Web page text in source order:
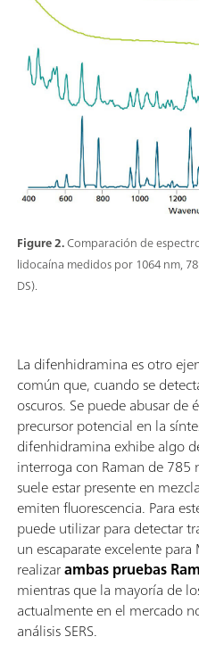
Figure 2.Comparación de
lidocaína medidos por 1064 nm,
DS).
La difenhidramina es otro
común que, cuando se
oscuros. Se puede abusar
precursor potencial en la
difenhidramina exhibe algo
interroga con Raman de 785
suele estar presente en
emiten fluorescencia. Para
puede utilizar para detectar
un escaparate excelente
realizarambas pruebas
mientras que la mayoría de
actualmente en el mercado
análisis SERS.